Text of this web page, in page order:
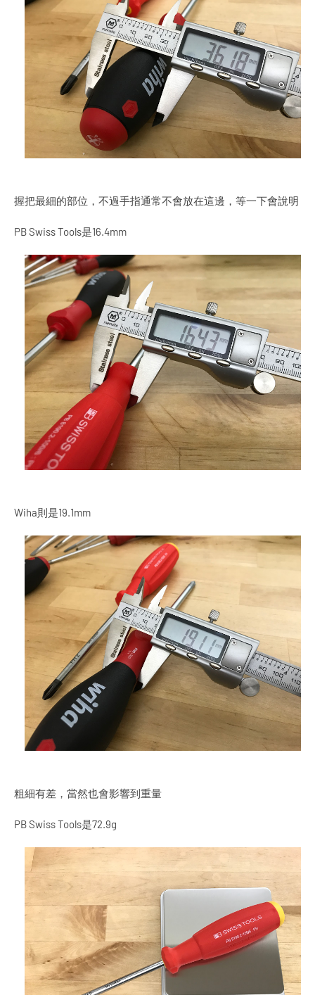
握把最細的部位，不過手指通常不會放在這邊，等一下會說明
PB Swiss Tools是16.4mm
Wiha則是19.1mm
粗細有差，當然也會影響到重量
PB Swiss Tools是72.9g